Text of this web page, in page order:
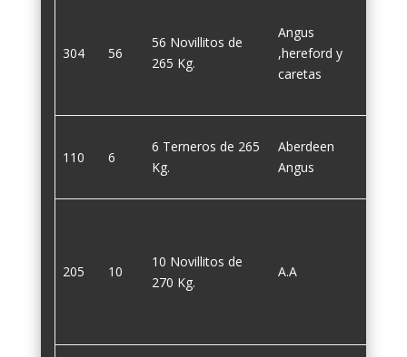
304 56
56 Novillitos de
265 Kg.
Angus
,hereford y
caretas
110 6
6 Terneros de 265
Kg.
Aberdeen
Angus
205 10
10 Novillitos de
270 Kg.
A.A